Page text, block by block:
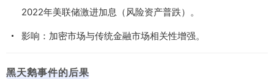
2022年美联储激进加息（风险资产普跌）。
影响：加密市场与传统金融市场相关性增强。
黑天鹅事件的后果